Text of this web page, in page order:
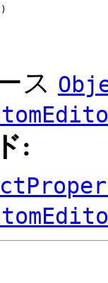
ス
: